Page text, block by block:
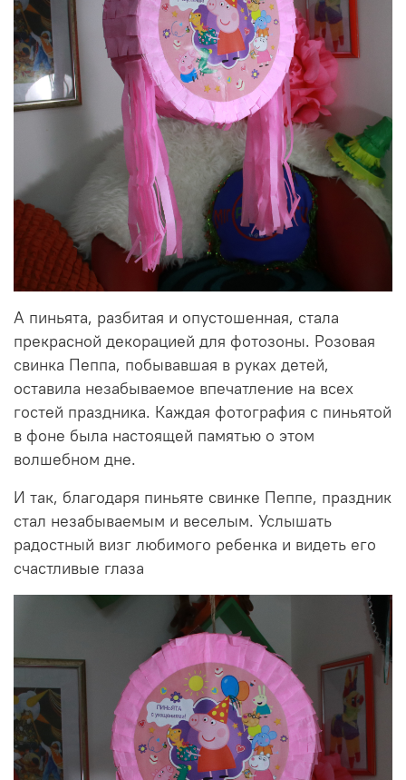
А пиньята, разбитая и опустошенная, стала
прекрасной декорацией для фотозоны. Розовая
свинка Пеппа, побывавшая в руках детей,
оставила незабываемое впечатление на всех
гостей праздника. Каждая фотография с пиньятой
в фоне была настоящей памятью о этом
волшебном дне.
И так, благодаря пиньяте свинке Пеппе, праздник
стал незабываемым и веселым. Услышать
радостный визг любимого ребенка и видеть его
счастливые глаза